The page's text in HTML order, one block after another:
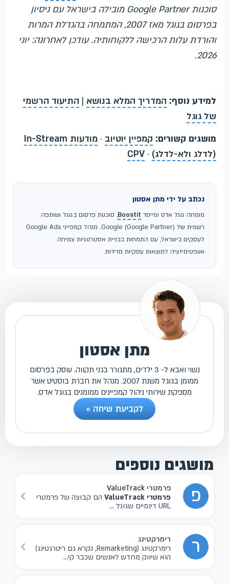
סוכנות Google Partner מובילה בישראל עם ניסיון
בפרסום בגוגל מאז 2007, המתמחה בהגדלת המרות
והורדת עלות הרכישה ללקוחותיה. עודכן לאחרונה: יוני
2026.
למידע נוסף: המדריך המלא בנושא | התיעוד הרשמי
של גוגל
מושגים קשורים: קמפיין יוטיוב ·
מודעות In-Stream
(לדלג ולא-לדלג) ·
CPV
נכתב על ידי מתן אסטון
מומחה גוגל אדס ומייסד Boostit, סוכנות פרסום בגוגל ושותפה
רשמית של Google (Google Partner). מנהל קמפייני Google Ads
לעסקים בישראל, עם התמחות בבניית אסטרטגיות צמיחה
ואופטימיזציה לתוצאות עסקיות מדידות.
מתן אסטון
נשוי ואבא ל- 3 ילדים, מתגורר בגני תקווה. עוסק בפרסום
ממומן בגוגל משנת 2007. מנהל את חברת בוסטיט אשר
מספקת שירותי ניהול קמפיינים ממומנים בגוגל אדס.
לקביעת שיחה »
מושגים נוספים
פ
פרמטרי ValueTrack
פרמטרי ValueTrack
הם קבוצה של פרמטרי
URL דינמיים שגוגל ...
ר
רימרקטינג
רימרקטינג (Remarketing, נקרא גם ריטרגטינג)
הוא שיווק מחדש לאנשים שכבר קי...